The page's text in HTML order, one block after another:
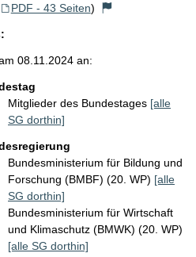
PDF - 43 Seiten)
08.11.2024 an:
Mitglieder des Bundestages [alle
SG dorthin]
Bundesministerium für Bildung und
Forschung (BMBF) (20. WP) [alle
SG dorthin]
Bundesministerium für Wirtschaft
und Klimaschutz (BMWK) (20. WP)
[alle SG dorthin]